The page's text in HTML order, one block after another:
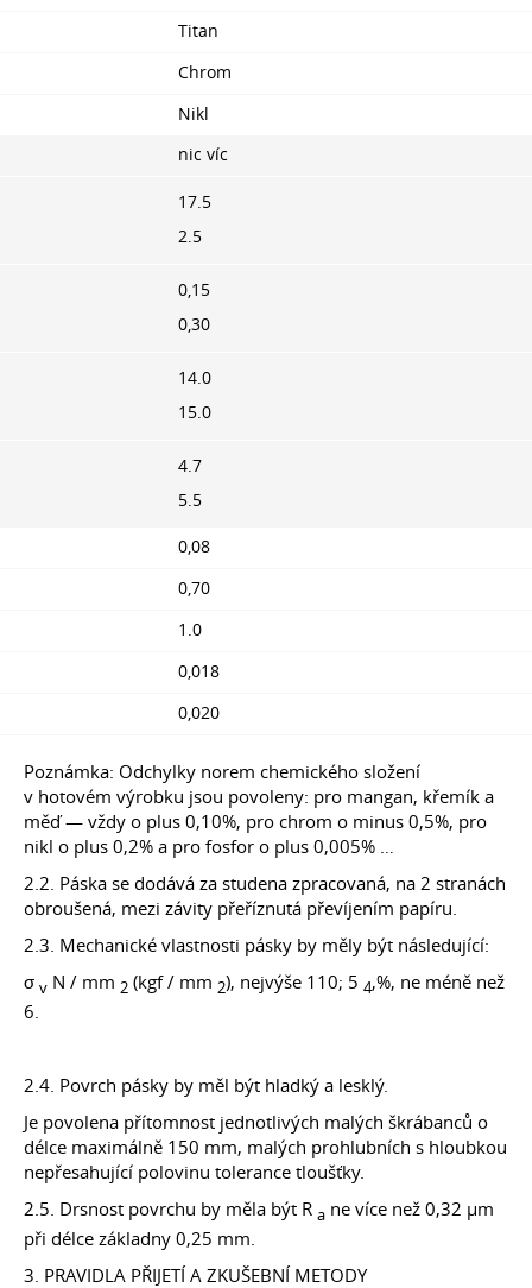
Titan
Chrom
Nikl
nic víc
17.5
2.5
0,15
0,30
14.0
15.0
4.7
5.5
0,08
0,70
1.0
0,018
0,020
Poznámka: Odchylky norem chemického složení
v hotovém výrobku jsou povoleny: pro mangan, křemík a
měď — vždy o plus 0,10%, pro chrom o minus 0,5%, pro
nikl o plus 0,2% a pro fosfor o plus 0,005% …
2.2. Páska se dodává za studena zpracovaná, na 2 stranách
obroušená, mezi závity přeříznutá převíjením papíru.
2.3. Mechanické vlastnosti pásky by měly být následující:
σ v N / mm 2 (kgf / mm 2), nejvýše 110; 5 4,%, ne méně než
6.
2.4. Povrch pásky by měl být hladký a lesklý.
Je povolena přítomnost jednotlivých malých škrábanců o
délce maximálně 150 mm, malých prohlubních s hloubkou
nepřesahující polovinu tolerance tloušťky.
2.5. Drsnost povrchu by měla být R a ne více než 0,32 µm
při délce základny 0,25 mm.
3. PRAVIDLA PŘIJETÍ A ZKUŠEBNÍ METODY